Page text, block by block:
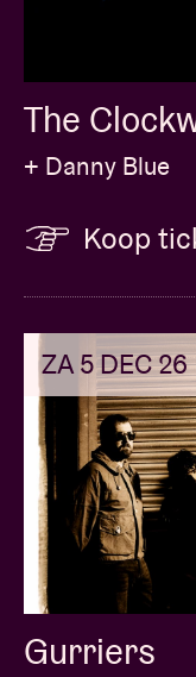
The
+ Danny Blue
Koop
ZA 5 DEC 26
Gurriers